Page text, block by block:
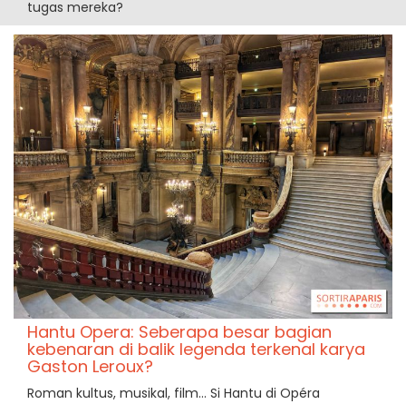
tugas mereka?
Hantu Opera: Seberapa besar bagian
kebenaran di balik legenda terkenal karya
Gaston Leroux?
Roman kultus, musikal, film... Si Hantu di Opéra